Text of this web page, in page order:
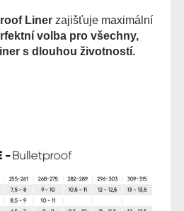
Liner zajišťuje maximální
volba pro všechny,
s dlouhou životností.